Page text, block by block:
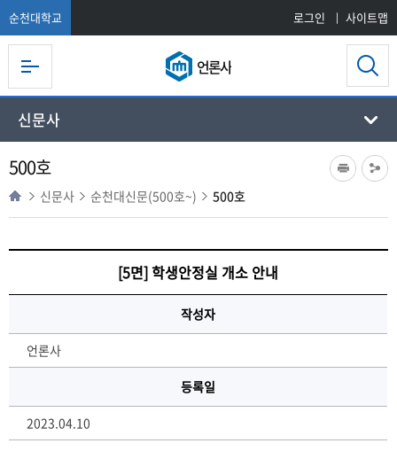
순천대학교 로그인 사이트맵
언론사
신문사
500호
신문사 순천대신문(500호~) 500호
[5면] 학생안정실 개소 안내
작성자
언론사
등록일
2023.04.10